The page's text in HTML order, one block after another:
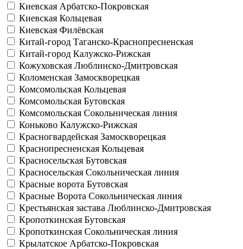
Киевская Арбатско-Покровская
Киевская Кольцевая
Киевская Филёвская
Китай-город Таганско-Краснопресненская
Китай-город Калужско-Рижская
Кожуховская Люблинско-Дмитровская
Коломенская Замоскворецкая
Комсомольская Кольцевая
Комсомольская Бутовская
Комсомольская Сокольническая линия
Коньково Калужско-Рижская
Красногвардейская Замоскворецкая
Краснопресненская Кольцевая
Красносельская Бутовская
Красносельская Сокольническая линия
Красные ворота Бутовская
Красные Ворота Сокольническая линия
Крестьянская застава Люблинско-Дмитровская
Кропоткинская Бутовская
Кропоткинская Сокольническая линия
Крылатское Арбатско-Покровская